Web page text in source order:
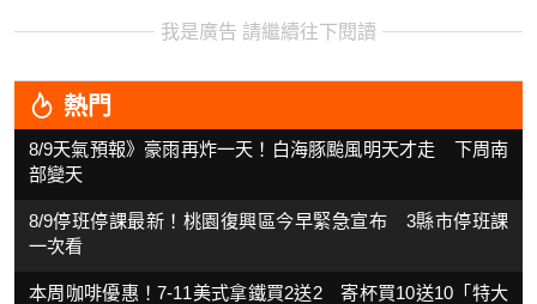
我是廣告 請繼續往下閱讀
熱門
8/9天氣預報》豪雨再炸一天！白海豚颱風明天才走 下周南
部變天
8/9停班停課最新！桃園復興區今早緊急宣布 3縣市停班課
一次看
本周咖啡優惠！7-11美式拿鐵買2送2 寄杯買10送10「特大